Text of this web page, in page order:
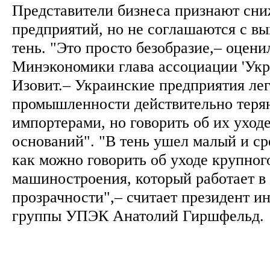
Представители бизнеса признают
предприятий, но не соглашаются с
тень. "Это просто безобразие,–
Минэкономики глава ассоциации
Изовит.– Украинские предприятия
промышленности действительно
импортерами, но говорить об их
оснований". "В тень ушел малый и
как можно говорить об уходе
машиностроения, который работает
прозрачности",– считает президент
группы УПЭК Анатолий Гиршфельд.